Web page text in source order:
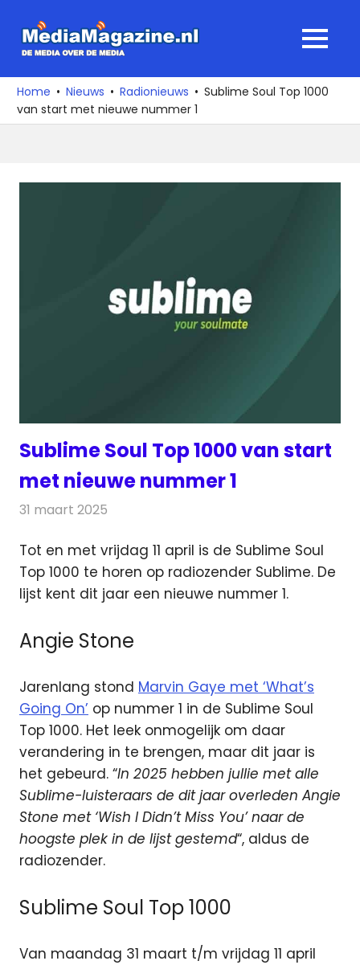
naar
media
over
de
MENU
Home Nieuws Radionieuws
Sublime Soul Top 1000
van start met nieuwe nummer 1
Sublime Soul Top 1000 van start
met nieuwe nummer 1
31 maart 2025
Tot en met vrijdag 11 april is de Sublime Soul
Top 1000 te horen op radiozender Sublime. De
lijst kent dit jaar een nieuwe nummer 1.
Angie Stone
Jarenlang stond Marvin Gaye met ‘What’s
Going On’ op nummer 1 in de Sublime Soul
Top 1000. Het leek onmogelijk om daar
verandering in te brengen, maar dit jaar is
het gebeurd. “In 2025 hebben jullie met alle
Sublime-luisteraars de dit jaar overleden Angie
Stone met ‘Wish I Didn’t Miss You’ naar de
hoogste plek in de lijst gestemd“, aldus de
radiozender.
Sublime Soul Top 1000
Van maandag 31 maart t/m vrijdag 11 april